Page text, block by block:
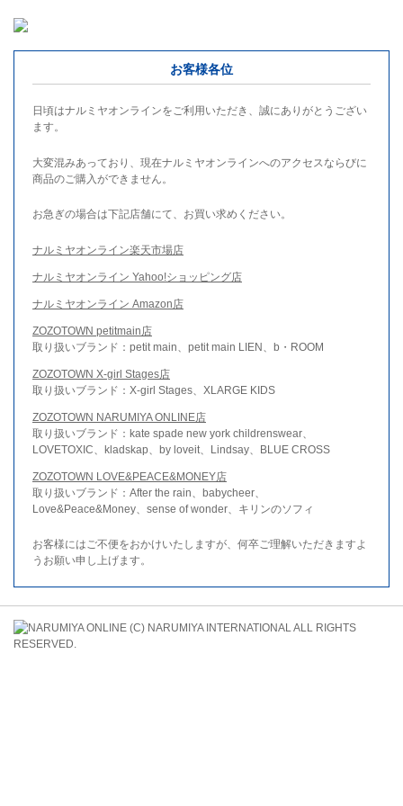
お客様各位
日頃はナルミヤオンラインをご利用いただき、誠にありがとうござい
ます。
大変混みあっており、現在ナルミヤオンラインへのアクセスならびに
商品のご購入ができません。
お急ぎの場合は下記店舗にて、お買い求めください。
ナルミヤオンライン楽天市場店
ナルミヤオンライン Yahoo!ショッピング店
ナルミヤオンライン Amazon店
ZOZOTOWN petitmain店
取り扱いブランド：petit main、petit main LIEN、b・ROOM
ZOZOTOWN X-girl Stages店
取り扱いブランド：X-girl Stages、XLARGE KIDS
ZOZOTOWN NARUMIYA ONLINE店
取り扱いブランド：kate spade new york childrenswear、
LOVETOXIC、kladskap、by loveit、Lindsay、BLUE CROSS
ZOZOTOWN LOVE&PEACE&MONEY店
取り扱いブランド：After the rain、babycheer、
Love&Peace&Money、sense of wonder、キリンのソフィ
お客様にはご不便をおかけいたしますが、何卒ご理解いただきますよ
うお願い申し上げます。